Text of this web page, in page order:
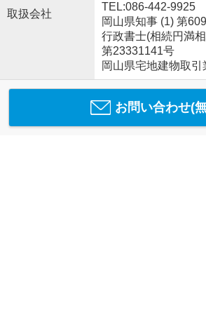
取扱会社
TEL:086-442-9925
岡山県知事 (1) 第
行政書士(相続円満
第23331141号
岡山県宅地建物取引
お問い合わせ(